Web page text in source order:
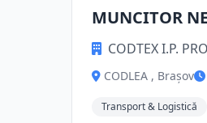
MUNCITOR
CODTEX I.P.
CODLEA , Brașov
Transport & Logistică